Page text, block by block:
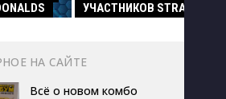
УЧАСТНИКОВ STRAY KIDS
НА САЙТЕ
Всё о новом комбо